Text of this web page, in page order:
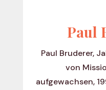
Paul
Paul Bruderer,
von
aufgewachsen,